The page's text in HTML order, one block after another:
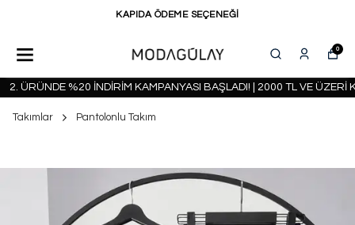
KAPIDA ÖDEME SEÇENEĞİ
0
ÜRÜNDE %20 İNDİRİM KAMPANYASI BAŞLADI! | 2000 TL VE ÜZERİ
Takımlar Pantolonlu Takım